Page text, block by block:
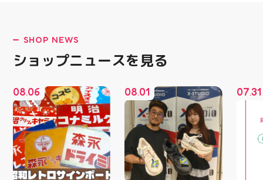
SHOP NEWS
ショップニュースを見る
08.06 08.01 07.31